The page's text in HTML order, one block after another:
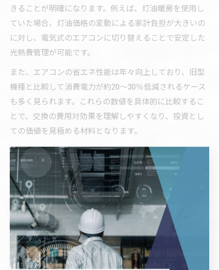
きることが明確になります。例えば、灯油暖房を使用し
ていた場合、灯油価格の変動による家計負担が大きいの
に対し、電気式のエアコンに切り替えることで安定した
光熱費管理が可能です。
また、エアコンの省エネ性能は年々向上しており、旧型
機種と比較して消費電力が約20〜30％低減されるケース
も多く見られます。これらの数値を具体的に比較するこ
とで、交換の費用対効果を理解しやすくなり、投資とし
ての価値を見極める材料となります。
空調設備交換による家計への具体的効果
空調設備の交換は、光熱費削減だけでなく家計全体に具
体的な効果をもたらします。まず、月々の燃料費や電気
代が安定的に抑えられるため、年間の生活費の見通しが
立てやすくなります。特に北海道の冬場は灯油代が高騰
しやすいため、電気暖房への切り替えは家計管理におい
て大きなメリットです。